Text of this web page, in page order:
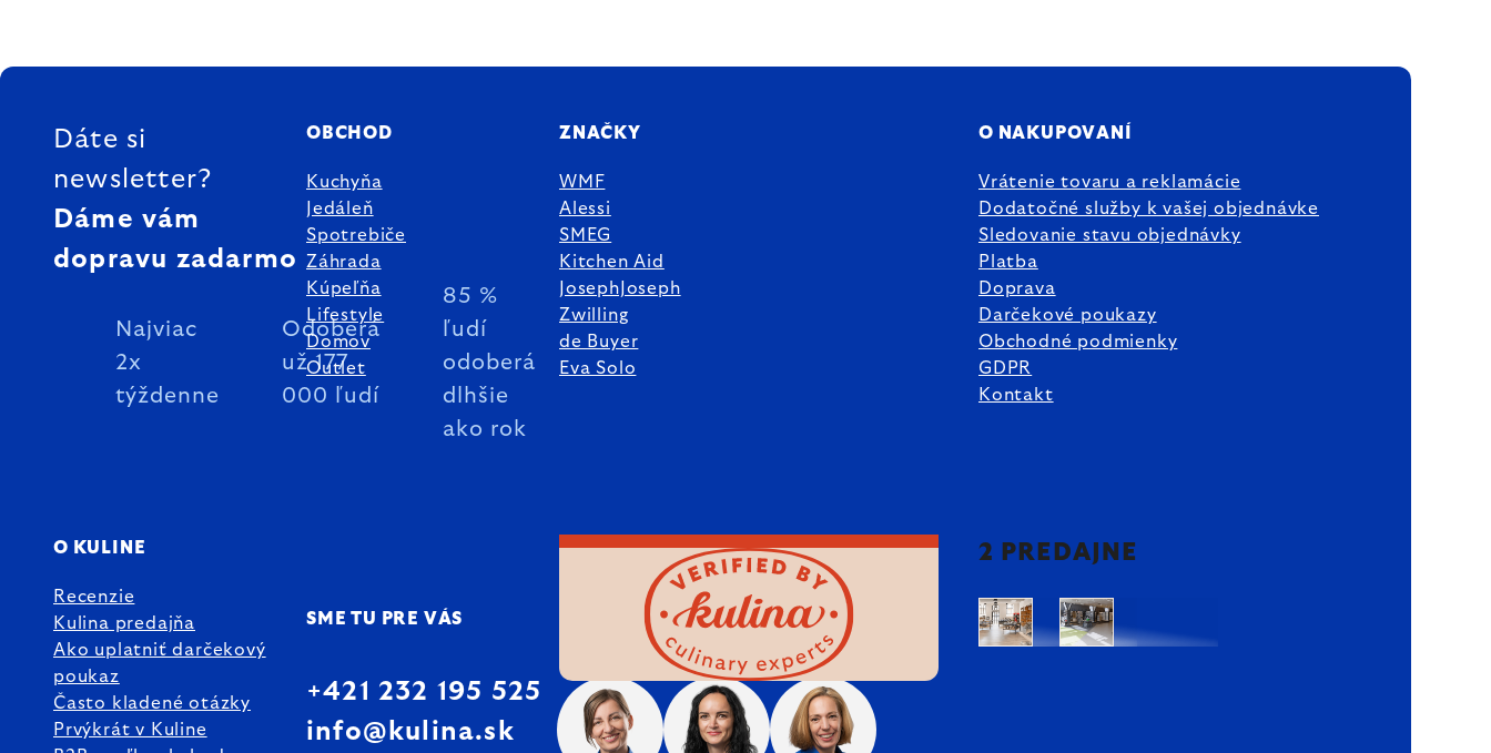
ZÁPÄTIE
Dáte si
newsletter?
Dáme vám
dopravu zadarmo
Najviac
2x
týždenne
Odoberá
už 177
000 ľudí
85 %
ľudí
odoberá
dlhšie
ako rok
OBCHOD
Kuchyňa
Jedáleň
Spotrebiče
Záhrada
Kúpeľňa
Lifestyle
Domov
Outlet
ZNAČKY
WMF
Alessi
SMEG
Kitchen Aid
JosephJoseph
Zwilling
de Buyer
Eva Solo
O NAKUPOVANÍ
Vrátenie tovaru a reklamácie
Dodatočné služby k vašej objednávke
Sledovanie stavu objednávky
Platba
Doprava
Darčekové poukazy
Obchodné podmienky
GDPR
Kontakt
O KULINE
Recenzie
Kulina predajňa
Ako uplatniť darčekový
poukaz
Často kladené otázky
Prvýkrát v Kuline
SME TU PRE VÁS
+421 232 195 525
info@kulina.sk
2 PREDAJNE